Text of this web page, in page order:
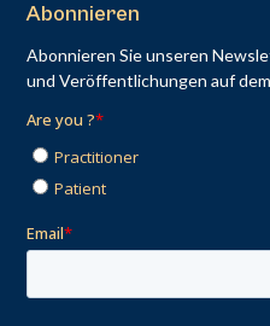
Abonnieren
Abonnieren Sie unseren
und Veröffentlichungen auf